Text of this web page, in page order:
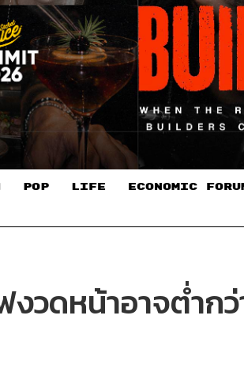
POP LIFE ECONOMIC
งวดหน้าอาจต่ำ